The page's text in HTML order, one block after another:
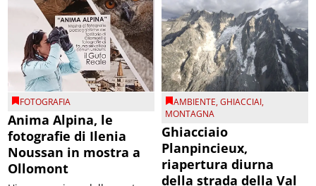
FOTOGRAFIA
Anima Alpina, le
fotografie di Ilenia
Noussan in mostra a
Ollomont
AMBIENTE,GHIACCIAI,
MONTAGNA
Ghiacciaio
Planpincieux,
riapertura diurna
della strada della Val